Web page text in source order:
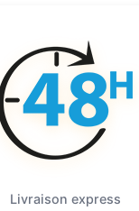
Livraison express